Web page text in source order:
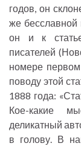
годов, он
же бесславной
он и к
писателей
номере
поводу этой
1888 года:
Кое-какие
деликатный
в голову. В